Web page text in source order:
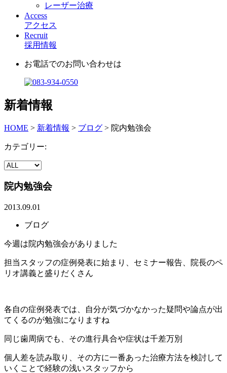
レーザー治療
Access
アクセス
Recruit
採用情報
お電話でのお問い合わせは
新着情報
HOME > 新着情報 > ブログ > 院内勉強会
カテゴリー:
院内勉強会
2013.09.01
ブログ
今週は院内勉強会がありました
担当スタッフの症例発表に始まり、セミナー報告、院長のペ
リオ講義と盛りだくさん
各自の症例発表では、自分が気づかなかった疑問や論点が出
てくるのが勉強になりますね
同じ歯周病でも、その進行具合や症状は千差万別
個人差を読み取り、その方に一番あった治療方法を検討して
いくことで経験の浅いスタッフから